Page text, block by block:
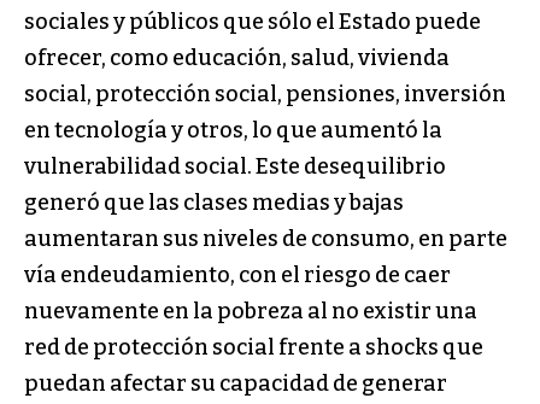
sociales y públicos que sólo el Estado puede
ofrecer, como educación, salud, vivienda
social, protección social, pensiones, inversión
en tecnología y otros, lo que aumentó la
vulnerabilidad social. Este desequilibrio
generó que las clases medias y bajas
aumentaran sus niveles de consumo, en parte
vía endeudamiento, con el riesgo de caer
nuevamente en la pobreza al no existir una
red de protección social frente a shocks que
puedan afectar su capacidad de generar